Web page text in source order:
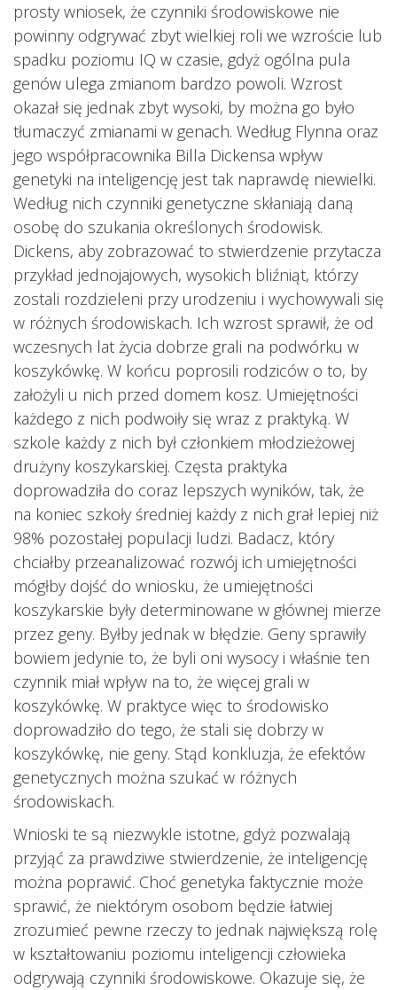
prosty wniosek, że czynniki środowiskowe nie
powinny odgrywać zbyt wielkiej roli we wzroście lub
spadku poziomu IQ w czasie, gdyż ogólna pula
genów ulega zmianom bardzo powoli. Wzrost
okazał się jednak zbyt wysoki, by można go było
tłumaczyć zmianami w genach. Według Flynna oraz
jego współpracownika Billa Dickensa wpływ
genetyki na inteligencję jest tak naprawdę niewielki.
Według nich czynniki genetyczne skłaniają daną
osobę do szukania określonych środowisk.
Dickens, aby zobrazować to stwierdzenie przytacza
przykład jednojajowych, wysokich bliźniąt, którzy
zostali rozdzieleni przy urodzeniu i wychowywali się
w różnych środowiskach. Ich wzrost sprawił, że od
wczesnych lat życia dobrze grali na podwórku w
koszykówkę. W końcu poprosili rodziców o to, by
założyli u nich przed domem kosz. Umiejętności
każdego z nich podwoiły się wraz z praktyką. W
szkole każdy z nich był członkiem młodzieżowej
drużyny koszykarskiej. Częsta praktyka
doprowadziła do coraz lepszych wyników, tak, że
na koniec szkoły średniej każdy z nich grał lepiej niż
98% pozostałej populacji ludzi. Badacz, który
chciałby przeanalizować rozwój ich umiejętności
mógłby dojść do wniosku, że umiejętności
koszykarskie były determinowane w głównej mierze
przez geny. Byłby jednak w błędzie. Geny sprawiły
bowiem jedynie to, że byli oni wysocy i właśnie ten
czynnik miał wpływ na to, że więcej grali w
koszykówkę. W praktyce więc to środowisko
doprowadziło do tego, że stali się dobrzy w
koszykówkę, nie geny. Stąd konkluzja, że efektów
genetycznych można szukać w różnych
środowiskach.
Wnioski te są niezwykle istotne, gdyż pozwalają
przyjąć za prawdziwe stwierdzenie, że inteligencję
można poprawić. Choć genetyka faktycznie może
sprawić, że niektórym osobom będzie łatwiej
zrozumieć pewne rzeczy to jednak największą rolę
w kształtowaniu poziomu inteligencji człowieka
odgrywają czynniki środowiskowe. Okazuje się, że